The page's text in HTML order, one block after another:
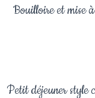
Bouilloire et mise
Petit déjeuner style